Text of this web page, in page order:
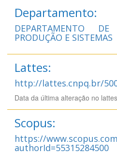
Departamento:
DEPARTAMENTO
PRODUÇÃO E SISTEMAS
Lattes:
http://lattes.cnpq.br/
Data da última alteração no
Scopus:
https://
authorId=55315284500